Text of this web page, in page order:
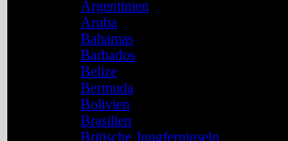
Argentinien
Aruba
Bahamas
Barbados
Belize
Bermuda
Bolivien
Brasilien
Britische Jungferninseln